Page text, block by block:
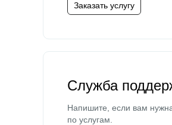
Заказать услугу
Служба
Напишите, если вам
по услугам.